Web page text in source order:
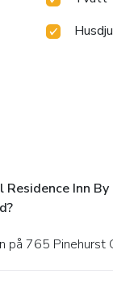
Residence Inn
på 765 Pinehurst